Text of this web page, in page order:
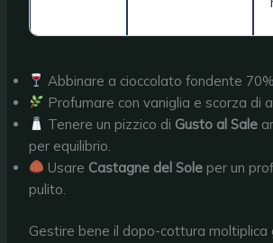
Abbinare a cioccolato fondente
Profumare con vaniglia e scorza di
Tenere un pizzico di Gusto al Sale
per equilibrio.
Usare Castagne del Sole per un
pulito.
Gestire bene il dopo-cottura moltiplica